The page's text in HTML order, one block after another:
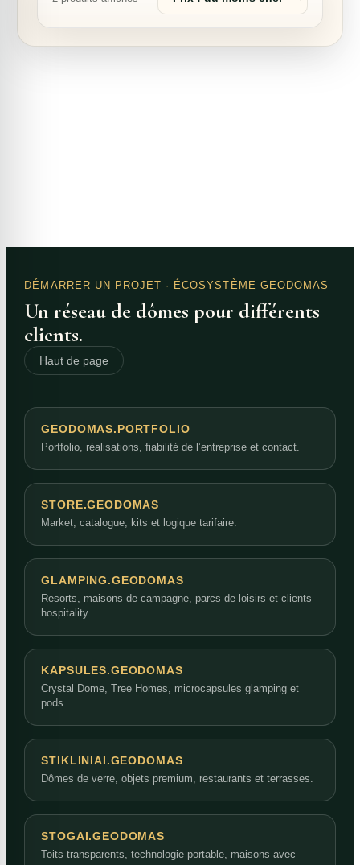
produits
DÉMARRER UN PROJET · ÉCOSYSTÈME GEODOMAS
Un réseau de dômes pour différents
clients.
Haut de page
GEODOMAS.PORTFOLIO
Portfolio, réalisations, fiabilité de l’entreprise et contact.
STORE.GEODOMAS
Market, catalogue, kits et logique tarifaire.
GLAMPING.GEODOMAS
Resorts, maisons de campagne, parcs de loisirs et clients
hospitality.
KAPSULES.GEODOMAS
Crystal Dome, Tree Homes, microcapsules glamping et
pods.
STIKLINIAI.GEODOMAS
Dômes de verre, objets premium, restaurants et terrasses.
STOGAI.GEODOMAS
Toits transparents, technologie portable, maisons avec